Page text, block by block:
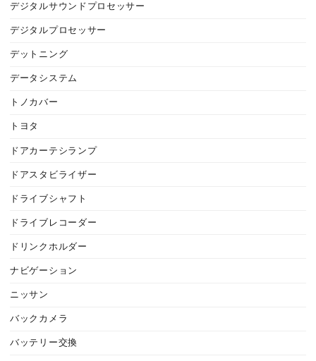
デジタルサウンドプロセッサー
デジタルプロセッサー
デットニング
データシステム
トノカバー
トヨタ
ドアカーテシランプ
ドアスタビライザー
ドライブシャフト
ドライブレコーダー
ドリンクホルダー
ナビゲーション
ニッサン
バックカメラ
バッテリー交換